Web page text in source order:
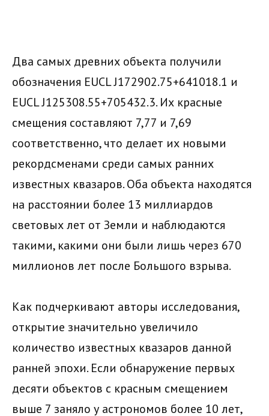
Два самых древних объекта получили
обозначения EUCL J172902.75+641018.1 и
EUCL J125308.55+705432.3. Их красные
смещения составляют 7,77 и 7,69
соответственно, что делает их новыми
рекордсменами среди самых ранних
известных квазаров. Оба объекта находятся
на расстоянии более 13 миллиардов
световых лет от Земли и наблюдаются
такими, какими они были лишь через 670
миллионов лет после Большого взрыва.
Как подчеркивают авторы исследования,
открытие значительно увеличило
количество известных квазаров данной
ранней эпохи. Если обнаружение первых
десяти объектов с красным смещением
выше 7 заняло у астрономов более 10 лет,